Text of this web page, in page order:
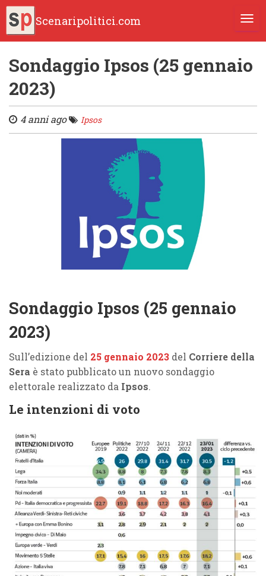
Scenaripolitici.com
Sondaggio Ipsos (25 gennaio
2023)
4 anni ago Ipsos
Sondaggio Ipsos (25 gennaio
2023)
Sull’edizione del 25 gennaio 2023 del Corriere della
Sera è stato pubblicato un nuovo sondaggio
elettorale realizzato da Ipsos.
Le intenzioni di voto